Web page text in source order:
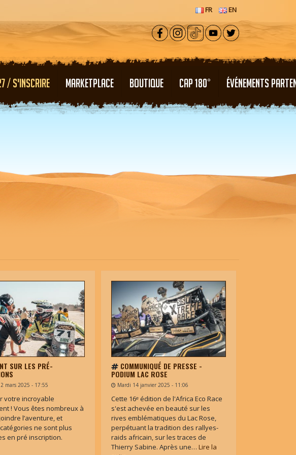
FR EN
/ S'INSCRIRE MARKETPLACE BOUTIQUE CAP 180° ÉVÉNEMENTS
SUR LES PRÉ-
mars 2025 - 17:55
votre incroyable
! Vous êtes nombreux à
l’aventure, et
ne sont plus
en pré inscription.
COMMUNIQUÉ DE PRESSE -
PODIUM LAC ROSE
Mardi 14 janvier 2025 - 11:06
Cette 16ᵉ édition de l'Africa Eco Race
s'est achevée en beauté sur les
rives emblématiques du Lac Rose,
perpétuant la tradition des rallyes-
raids africain, sur les traces de
Thierry Sabine. Après une… Lire la